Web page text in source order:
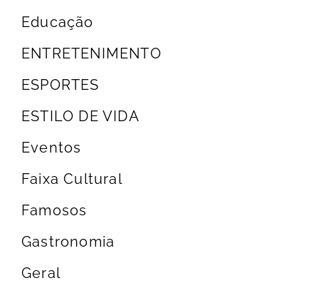
Educação
ENTRETENIMENTO
ESPORTES
ESTILO DE VIDA
Eventos
Faixa Cultural
Famosos
Gastronomia
Geral